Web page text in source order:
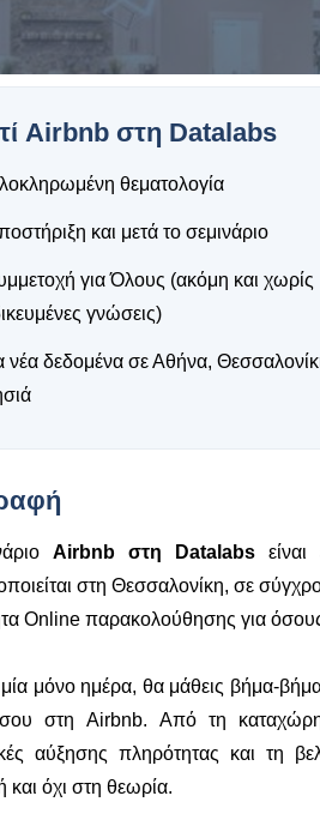
Airbnb στη Datalabs
θεματολογία
και μετά το σεμινάριο
για Όλους (ακόμη και χωρίς
γνώσεις)
νέα δεδομένα σε Αθήνα,
Airbnb στη Datalabs
στη Θεσσαλονίκη, σε
Online παρακολούθησης για
μόνο ημέρα, θα μάθεις βήμα-βήμα
σου στη Airbnb. Από τη
αύξησης πληρότητας και τη
και όχι στη θεωρία.